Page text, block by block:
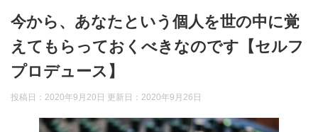
今から、あなたという個人を世の中に覚
えてもらっておくべきなのです【セルフ
プロデュース】
投稿日：2020年9月20日 更新日： 2020年9月26日